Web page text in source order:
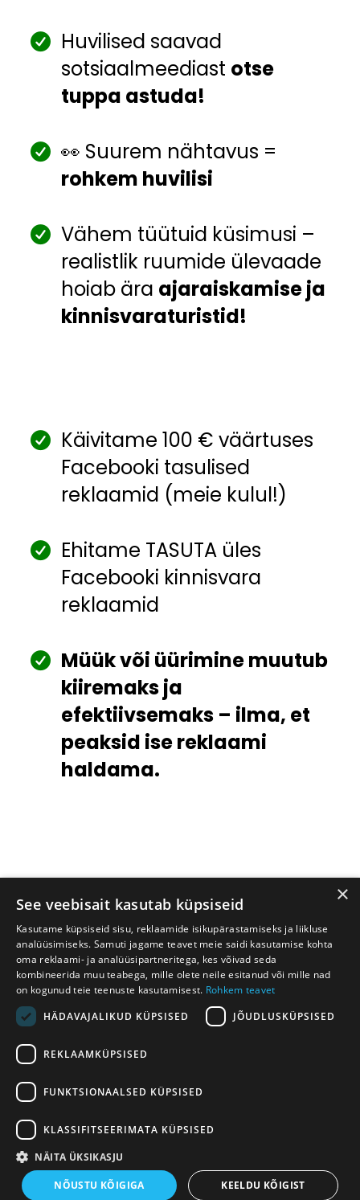
Huvilised saavad
sotsiaalmeediast otse
tuppa astuda!
👀 Suurem nähtavus =
rohkem huvilisi
Vähem tüütuid küsimusi –
realistlik ruumide ülevaade
hoiab ära ajaraiskamise ja
kinnisvaraturistid!
Käivitame 100 € väärtuses
Facebooki tasulised
reklaamid (meie kulul!)
Ehitame TASUTA üles
Facebooki kinnisvara
reklaamid
Müük või üürimine muutub
kiiremaks ja
efektiivsemaks – ilma, et
peaksid ise reklaami
haldama.
SIMPO.EE
VÕTA ÜHENDUST!
Magrey OÜ - Reg. kood 11051369 - KM EE100922800 -Hoonete
mõõdistamine
- Virtuaaltuur
×
See veebisait kasutab küpsiseid
Kasutame küpsiseid sisu, reklaamide isikupärastamiseks ja liikluse
analüüsimiseks. Samuti jagame teavet meie saidi kasutamise kohta
oma reklaami- ja analüüsipartneritega, kes võivad seda
kombineerida muu teabega, mille olete neile esitanud või mille nad
on kogunud teie teenuste kasutamisest. Rohkem teavet
HÄDAVAJALIKUD KÜPSISED
JÕUDLUSKÜPSISED
REKLAAMKÜPSISED
FUNKTSIONAALSED KÜPSISED
KLASSIFITSEERIMATA KÜPSISED
NÄITA ÜKSIKASJU
NÕUSTU KÕIGIGA KEELDU KÕIGIST